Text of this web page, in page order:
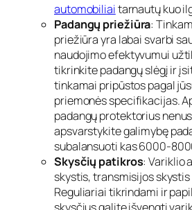
automobiliaitarnautų kuo
Padangų priežiūra:
priežiūra yra labai svarbi
naudojimo efektyvumui
tikrinkite padangų slėgį ir
tinkamai pripūstos pagal
priemonės specifikacijas.
padangų protektorius
apsvarstykite galimybę
subalansuoti kas 6000-
Skysčių patikros: Variklio
skystis, transmisijos
Reguliariai tikrindami ir